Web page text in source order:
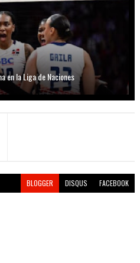
en la Liga de Naciones
BLOGGER DISQUS FACEBOOK